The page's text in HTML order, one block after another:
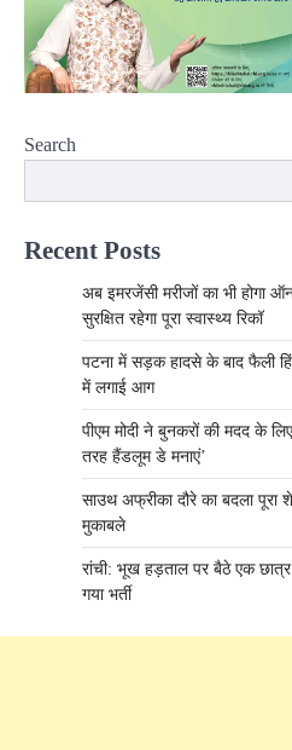
Search
Recent Posts
अब इमरजेंसी मरीजों का भी होगा
सुरक्षित रहेगा पूरा स्वास्थ्य रिकॉ
पटना में सड़क हादसे के बाद फैली
में लगाई आग
पीएम मोदी ने बुनकरों की मदद के
तरह हैंडलूम डे मनाएं’
साउथ अफ्रीका दौरे का बदला
मुकाबले
रांची: भूख हड़ताल पर बैठे एक
गया भर्ती